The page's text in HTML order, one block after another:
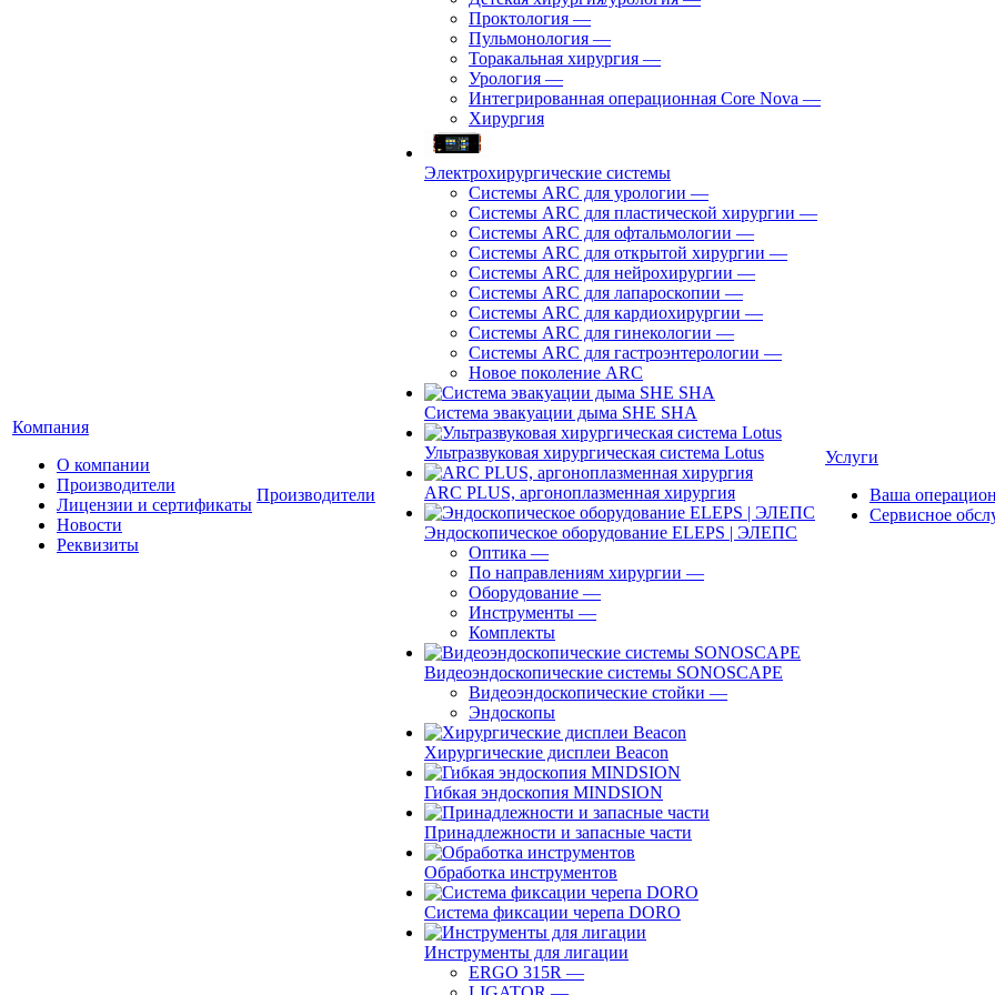
Компания
О компании
Производители
Лицензии и сертификаты
Новости
Реквизиты
Производители
Проктология —
Пульмонология —
Торакальная хирургия —
Урология —
Интегрированная операционная Core Nova —
Хирургия
Электрохирургические системы
Системы ARC для урологии —
Системы ARC для пластической хирургии —
Системы ARC для офтальмологии —
Системы ARC для открытой хирургии —
Системы ARC для нейрохирургии —
Системы ARC для лапароскопии —
Системы ARC для кардиохирургии —
Системы ARC для гинекологии —
Системы ARC для гастроэнтерологии —
Новое поколение ARC
Система эвакуации дыма SHE SHA
Ультразвуковая хирургическая система Lotus
ARC PLUS, аргоноплазменная хирургия
Эндоскопическое оборудование ELEPS | ЭЛЕПС
Оптика —
По направлениям хирургии —
Оборудование —
Инструменты —
Комплекты
Видеоэндоскопические системы SONOSCAPE
Видеоэндоскопические стойки —
Эндоскопы
Хирургические дисплеи Beacon
Гибкая эндоскопия MINDSION
Принадлежности и запасные части
Обработка инструментов
Система фиксации черепа DORO
Инструменты для лигации
ERGO 315R —
Услуги
Ваша
Сервисное